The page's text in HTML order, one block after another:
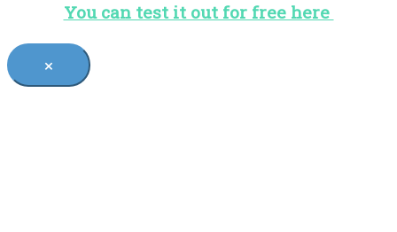
You can test it out for free here
×